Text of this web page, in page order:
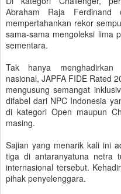
Abraham Raja Ferdinand
mempertahankan rekor
sama-sama mengoleksi lima
sementara.
Tak hanya menghadirkan
nasional, JAPFA FIDE Rated
mengusung semangat
difabel dari NPC Indonesia
di kategori Open maupun
masing.
Sajian yang menarik kali ini
tiga di antaranyatuna netra
internasional tersebut.
pihak penyelenggara.